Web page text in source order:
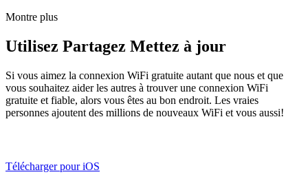
Montre plus
Utilisez Partagez Mettez à jour
Si vous aimez la connexion WiFi gratuite autant que nous et que
vous souhaitez aider les autres à trouver une connexion WiFi
gratuite et fiable, alors vous êtes au bon endroit. Les vraies
personnes ajoutent des millions de nouveaux WiFi et vous aussi!
Télécharger pour iOS